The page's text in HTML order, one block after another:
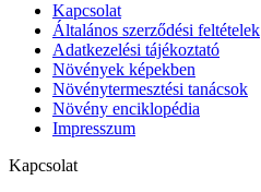
Kapcsolat
Általános szerződési feltételek
Adatkezelési tájékoztató
Növények képekben
Növénytermesztési tanácsok
Növény enciklopédia
Impresszum
Kapcsolat